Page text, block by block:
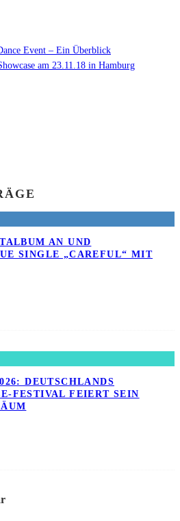
Event – Ein Überblick
am 23.11.18 in Hamburg
AN UND
SINGLE „CAREFUL“ MIT
DEUTSCHLANDS
FESTIVAL FEIERT SEIN F